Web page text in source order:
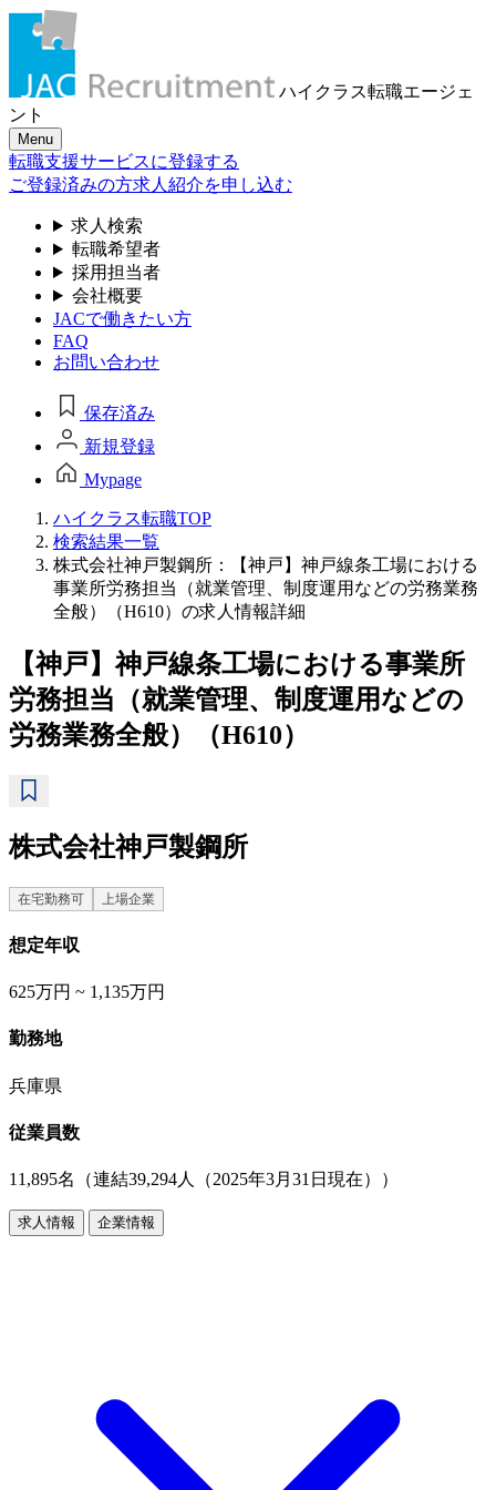
ハイクラス転職エージェ
ント
Menu
転職支援サービスに登録する
ご登録済みの方求人紹介を申し込む
求人検索
転職希望者
採用担当者
会社概要
JACで働きたい方
FAQ
お問い合わせ
保存済み
新規登録
Mypage
ハイクラス転職TOP
検索結果一覧
株式会社神戸製鋼所：【神戸】神戸線条工場における
事業所労務担当（就業管理、制度運用などの労務業務
全般）（H610）の求人情報詳細
【神戸】神戸線条工場における事業所
労務担当（就業管理、制度運用などの
労務業務全般）（H610）
株式会社神戸製鋼所
在宅勤務可 上場企業
想定年収
625万円 ~ 1,135万円
勤務地
兵庫県
従業員数
11,895名（連結39,294人（2025年3月31日現在））
求人情報 企業情報